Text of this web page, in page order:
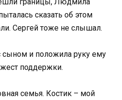
сказать об этом
Сергей тоже не слышал.
сыном и положила руку ему
поддержки.
семья. Костик – мой